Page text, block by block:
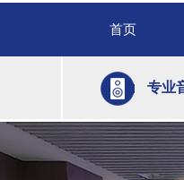
首页
专业